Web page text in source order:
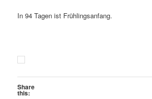
In 94 Tagen ist Frühlingsanfang.
Share
this: